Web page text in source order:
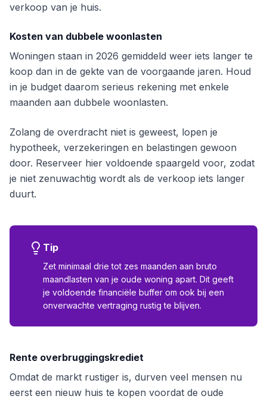
verkoop van je huis.
Kosten van dubbele woonlasten
Woningen staan in 2026 gemiddeld weer iets langer te
koop dan in de gekte van de voorgaande jaren. Houd
in je budget daarom serieus rekening met enkele
maanden aan dubbele woonlasten.
Zolang de overdracht niet is geweest, lopen je
hypotheek, verzekeringen en belastingen gewoon
door. Reserveer hier voldoende spaargeld voor, zodat
je niet zenuwachtig wordt als de verkoop iets langer
duurt.
Tip
Zet minimaal drie tot zes maanden aan bruto
maandlasten van je oude woning apart. Dit geeft
je voldoende financiële buffer om ook bij een
onverwachte vertraging rustig te blijven.
Rente overbruggingskrediet
Omdat de markt rustiger is, durven veel mensen nu
eerst een nieuw huis te kopen voordat de oude